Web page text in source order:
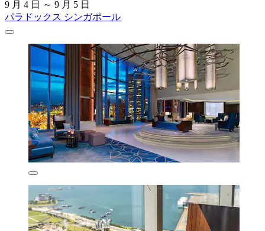
9 月 4 日 ～ 9 月 5 日
パラドックス シンガポール